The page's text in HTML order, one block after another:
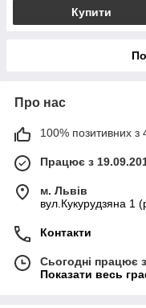
Купити
Про нас
100% позитивних з
Працює з
м. Львів
вул.Кукурудзяна 1
Контакти
Сьогодні працює
Показати весь